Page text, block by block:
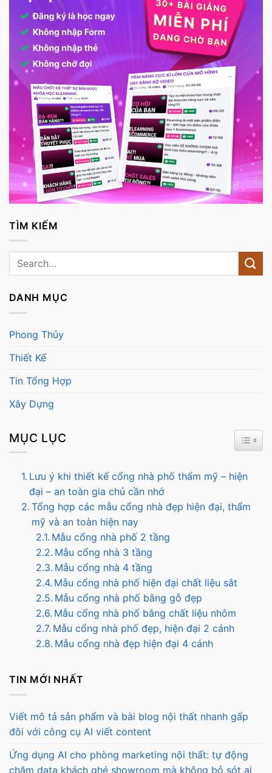
TÌM KIẾM
DANH MỤC
Phong Thủy
Thiết Kế
Tin Tổng Hợp
Xây Dựng
MỤC LỤC
Lưu ý khi thiết kế cổng nhà phố thẩm mỹ – hiện
đại – an toàn gia chủ cần nhớ
Tổng hợp các mẫu cổng nhà đẹp hiện đại, thẩm
mỹ và an toàn hiện nay
Mẫu cổng nhà phố 2 tầng
Mẫu cổng nhà 3 tầng
Mẫu cổng nhà 4 tầng
Mẫu cổng nhà phố hiện đại chất liệu sắt
Mẫu cổng nhà phố bằng gỗ đẹp
Mẫu cổng nhà phố bằng chất liệu nhôm
Mẫu cổng nhà phố đẹp, hiện đại 2 cánh
Mẫu cổng nhà đẹp hiện đại 4 cánh
TIN MỚI NHẤT
Viết mô tả sản phẩm và bài blog nội thất nhanh gấp
đôi với công cụ AI viết content
Ứng dụng AI cho phòng marketing nội thất: tự động
chăm data khách ghé showroom mà không bỏ sót ai